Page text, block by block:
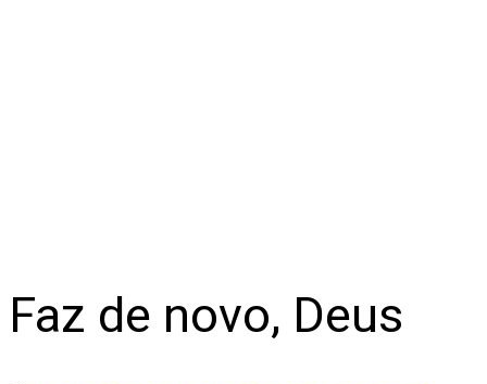
Faz de novo, Deus